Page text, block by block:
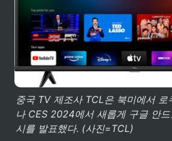
중국 TV 제조사 TCL은 북미에서
나 CES 2024에서 새롭게 구글 안
시를 발표했다. (사진=TCL)